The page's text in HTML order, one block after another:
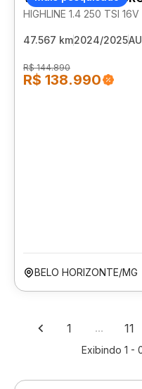
HIGHLINE 1.4 250 TSI
47.567 km2024/2025
R$ 144.890
R$ 138.990
BELO HORIZONTE/MG
1 … 11
Exibindo 1 -